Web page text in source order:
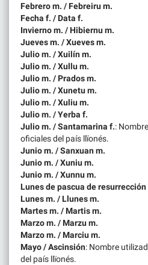
Febrero m. / Febreiru m.
Fecha f. / Data f.
Invierno m. / Hibiernu m.
Jueves m. / Xueves m.
Julio m. / Xuilín m.
Julio m. / Xullu m.
Julio m. / Prados m.
Julio m. / Xunetu m.
Julio m. / Xuliu m.
Julio m. / Yerba f.
Julio m. / Santamarina f.:
oficiales del país llïonés.
Junio m. / Sanxuan m.
Junio m. / Xuniu m.
Junio m. / Xunnu m.
Lunes de pascua de
Lunes m. / Llunes m.
Martes m. / Martis m.
Marzo m. / Marzu m.
Marzo m. / Marciu m.
Mayo / Ascinsión: Nombre
del país llïonés.